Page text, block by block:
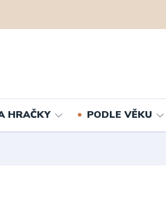
HRAČKY PODLE VĚKU